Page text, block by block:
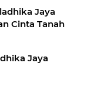
Jaya
Cinta Tanah
Jaya